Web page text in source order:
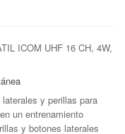
ICOM UHF 16 CH, 4W,
y perillas para
un entrenamiento
y botones laterales